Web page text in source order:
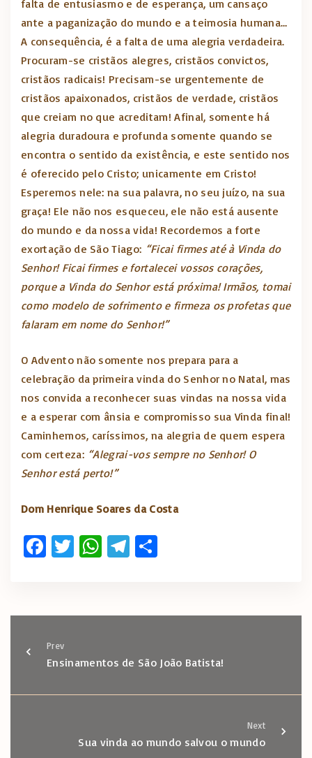
falta de entusiasmo e de esperança, um cansaço
ante a paganização do mundo e a teimosia humana…
A consequência, é a falta de uma alegria verdadeira.
Procuram-se cristãos alegres, cristãos convictos,
cristãos radicais! Precisam-se urgentemente de
cristãos apaixonados, cristãos de verdade, cristãos
que creiam no que acreditam! Afinal, somente há
alegria duradoura e profunda somente quando se
encontra o sentido da existência, e este sentido nos
é oferecido pelo Cristo; unicamente em Cristo!
Esperemos nele: na sua palavra, no seu juízo, na sua
graça! Ele não nos esqueceu, ele não está ausente
do mundo e da nossa vida! Recordemos a forte
exortação de São Tiago: “Ficai firmes até à Vinda do
Senhor! Ficai firmes e fortalecei vossos corações,
porque a Vinda do Senhor está próxima! Irmãos, tomai
como modelo de sofrimento e firmeza os profetas que
falaram em nome do Senhor!”
O Advento não somente nos prepara para a
celebração da primeira vinda do Senhor no Natal, mas
nos convida a reconhecer suas vindas na nossa vida
e a esperar com ânsia e compromisso sua Vinda final!
Caminhemos, caríssimos, na alegria de quem espera
com certeza: “Alegrai-vos sempre no Senhor! O
Senhor está perto!”
Dom Henrique Soares da Costa
Fa
o
o
k
T
te
W
s
p
T
gr
m
e
Prev
Ensinamentos de São João Batista!
Next
Sua vinda ao mundo salvou o mundo